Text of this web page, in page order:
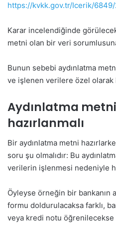
https://kvkk.gov.tr/Icerik/
Karar incelendiğinde
metni olan bir veri
Bunun sebebi aydınlatma
ve işlenen verilere özel olarak
Aydınlatma
hazırlanmalı
Bir aydınlatma metni
soru şu olmalıdır: Bu
verilerin işlenmesi nedeniyle
Öyleyse örneğin bir bankanın
formu doldurulacaksa farklı,
veya kredi notu öğrenilecekse